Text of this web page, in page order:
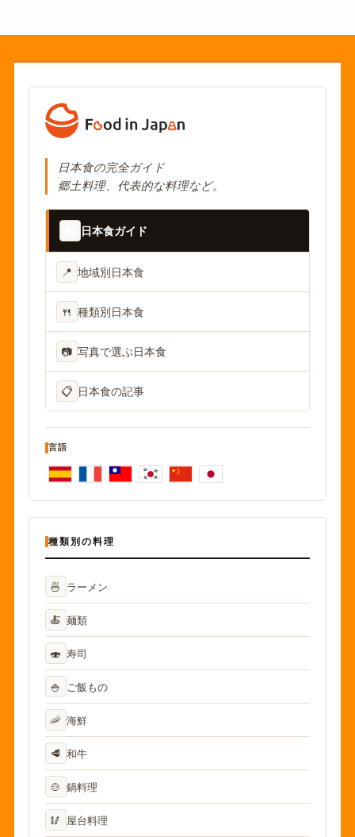
日本食の完全ガイド
郷土料理、代表的な料理など。
日本食ガイド
📍 地域別日本食
🍴 種類別日本食
📷 写真で選ぶ日本食
📋 日本食の記事
言語
種類別の料理
🍜 ラーメン
🍝 麺類
🍣 寿司
🍚 ご飯もの
🦐 海鮮
🥩 和牛
🍲 鍋料理
🥢 屋台料理